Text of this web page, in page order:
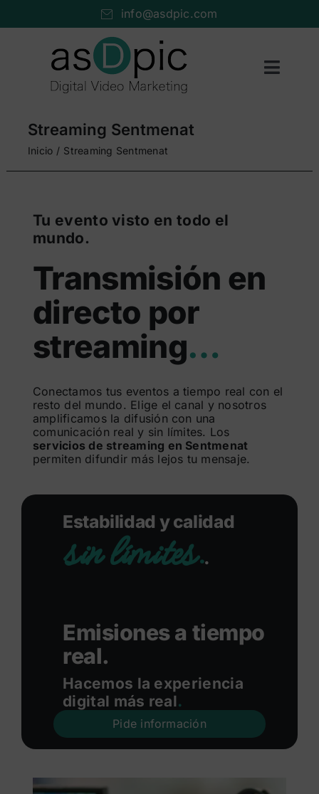
info@asdpic.com
Toggle
Producción audiovisual
Portfolio
Nosotros
Cuéntanos…
Buscar:
Streaming Sentmenat
Inicio Streaming Sentmenat
Tu evento visto en todo el
mundo.
Transmisión en
directo por
streaming…
Conectamos tus eventos a tiempo real con el
resto del mundo. Elige el canal y nosotros
amplificamos la difusión con una
comunicación real y sin límites. Los
servicios de streaming en Sentmenat
permiten difundir más lejos tu mensaje.
Estabilidad y calidad
sin límites..
Emisiones a tiempo
real.
Hacemos la experiencia
digital más real.
Pide información